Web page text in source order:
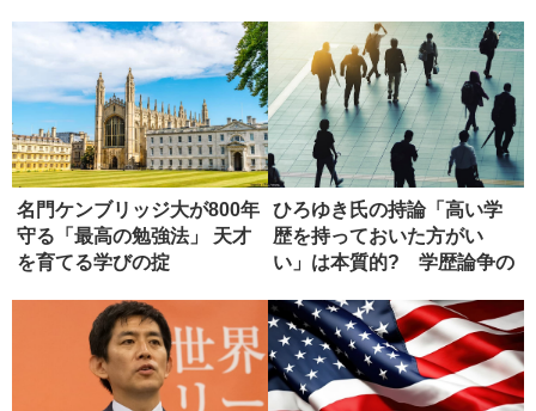
名門ケンブリッジ大が800年
守る「最高の勉強法」 天才
を育てる学びの掟
ひろゆき氏の持論「高い学
歴を持っておいた方がい
い」は本質的? 学歴論争の